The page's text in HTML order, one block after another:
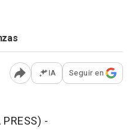
Abrir opciones para
IA Seguir en
PRESS) -